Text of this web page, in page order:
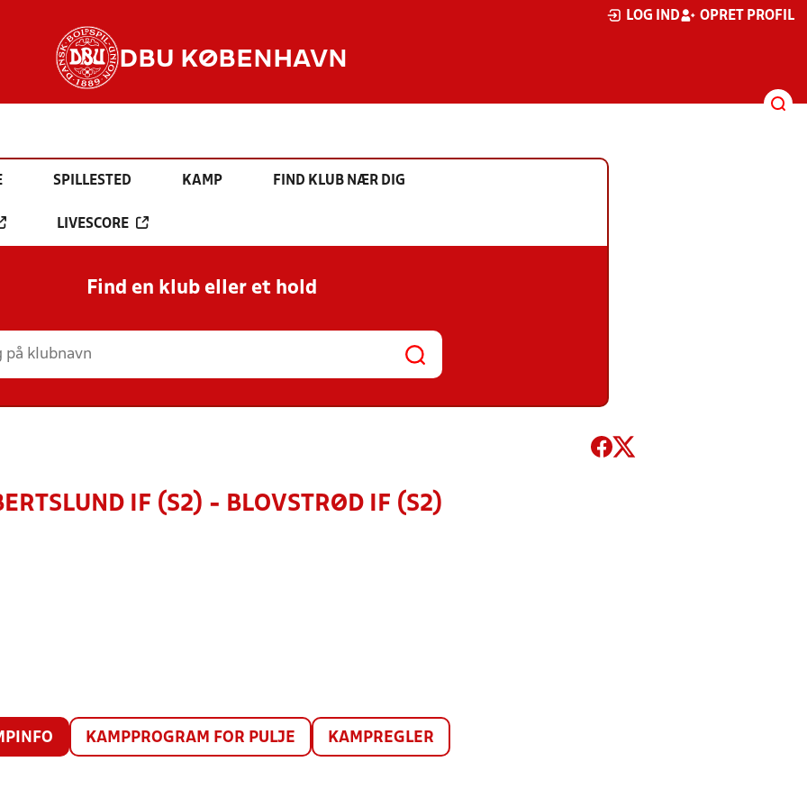
LOG IND OPRET PROFIL
DBU KØBENHAVN
SPILLESTED KAMP FIND KLUB NÆR DIG
LIVESCORE
Find en klub eller et hold
IF (S2) - BLOVSTRØD IF (S2)
KAMPPROGRAM FOR PULJE KAMPREGLER